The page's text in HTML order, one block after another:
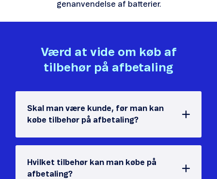
genanvendelse af batterier.
Værd at vide om køb af
tilbehør på afbetaling
Skal man være kunde, før man kan
købe tilbehør på afbetaling?
Hvilket tilbehør kan man købe på
afbetaling?